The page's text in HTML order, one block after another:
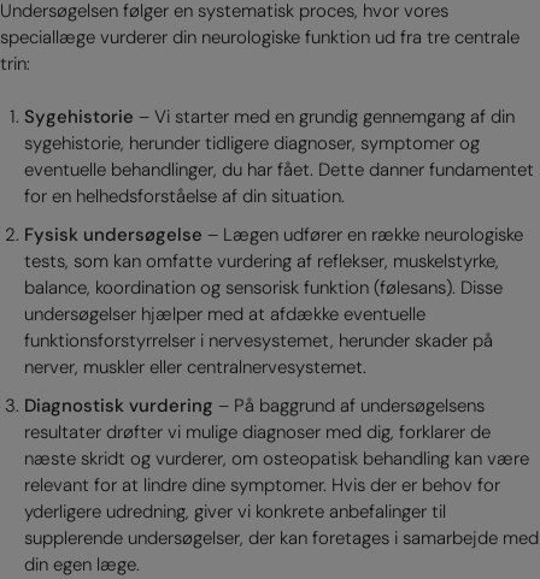
Undersøgelsen følger en systematisk proces, hvor vores
speciallæge vurderer din neurologiske funktion ud fra tre centrale
trin:
Sygehistorie – Vi starter med en grundig gennemgang af din
sygehistorie, herunder tidligere diagnoser, symptomer og
eventuelle behandlinger, du har fået. Dette danner fundamentet
for en helhedsforståelse af din situation.
Fysisk undersøgelse – Lægen udfører en række neurologiske
tests, som kan omfatte vurdering af reflekser, muskelstyrke,
balance, koordination og sensorisk funktion (følesans). Disse
undersøgelser hjælper med at afdække eventuelle
funktionsforstyrrelser i nervesystemet, herunder skader på
nerver, muskler eller centralnervesystemet.
Diagnostisk vurdering – På baggrund af undersøgelsens
resultater drøfter vi mulige diagnoser med dig, forklarer de
næste skridt og vurderer, om osteopatisk behandling kan være
relevant for at lindre dine symptomer. Hvis der er behov for
yderligere udredning, giver vi konkrete anbefalinger til
supplerende undersøgelser, der kan foretages i samarbejde med
din egen læge.